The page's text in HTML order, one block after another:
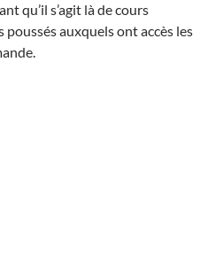
qu’il s’agit là de cours
auxquels ont accès les